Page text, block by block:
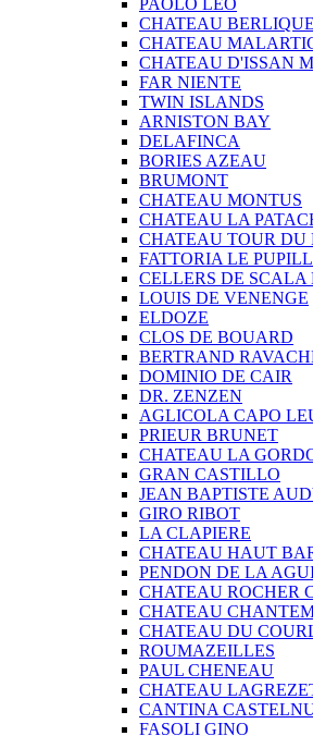
PAOLO LEO
CHATEAU
CHATEAU
CHATEAU D'ISSAN
FAR NIENTE
TWIN ISLANDS
ARNISTON BAY
DELAFINCA
BORIES AZEAU
BRUMONT
CHATEAU MONTUS
CHATEAU LA
CHATEAU TOUR DU
FATTORIA LE
CELLERS DE SCALA
LOUIS DE VENENGE
ELDOZE
CLOS DE BOUARD
BERTRAND
DOMINIO DE CAIR
DR. ZENZEN
AGLICOLA CAPO
PRIEUR BRUNET
CHATEAU LA
GRAN CASTILLO
JEAN BAPTISTE
GIRO RIBOT
LA CLAPIERE
CHATEAU HAUT
PENDON DE LA
CHATEAU ROCHER
CHATEAU
CHATEAU DU
ROUMAZEILLES
PAUL CHENEAU
CHATEAU
CANTINA
FASOLI GINO